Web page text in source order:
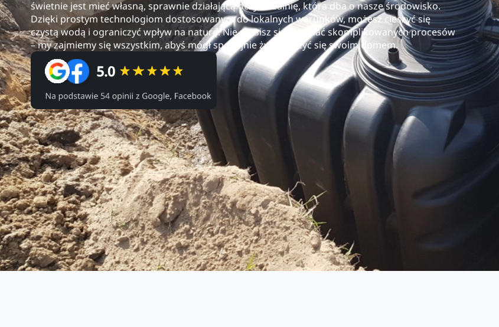
świetnie jest mieć własną, sprawnie działającą oczyszczalnię, która dba o nasze środowisko.
Dzięki prostym technologiom dostosowanym do lokalnych warunków, możesz cieszyć się
czystą wodą i ograniczyć wpływ na naturę. Nie musisz się obawiać skomplikowanych procesów
– my zajmiemy się wszystkim, abyś mógł spokojnie żyć i cieszyć się swoim domem.